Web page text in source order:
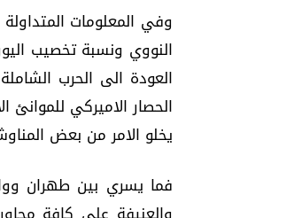
وفي المعلومات
النووي ونسبة تخصيب
الحصار الاميركي
يخلو الامر من بعض
فما يسري بين طهران